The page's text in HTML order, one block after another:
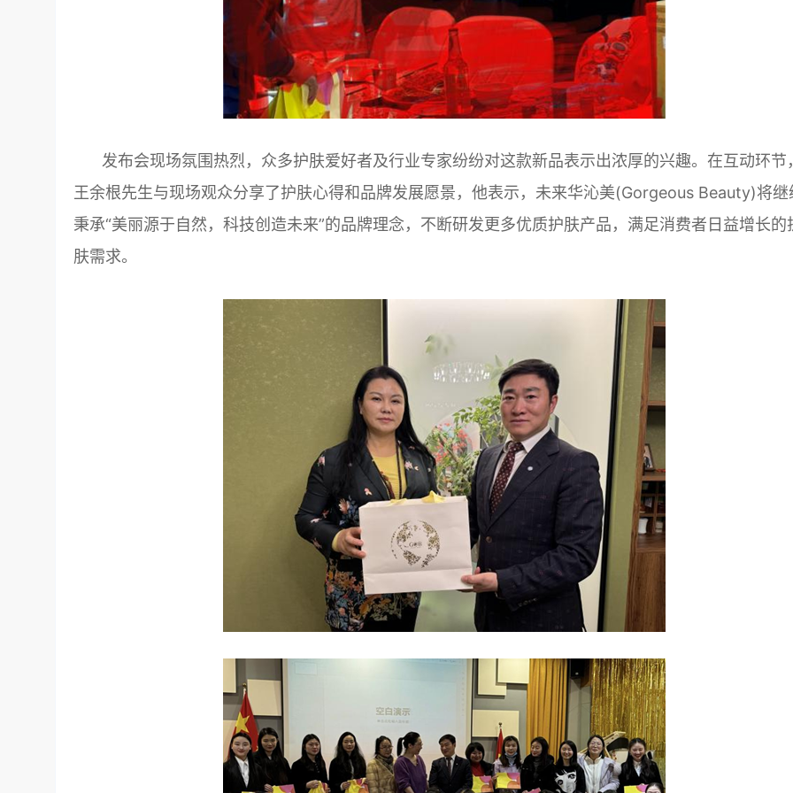
发布会现场氛围热烈，众多护肤爱好者及行业专家纷纷对这款新品表示出浓厚的兴趣。在互动环节，
王余根先生与现场观众分享了护肤心得和品牌发展愿景，他表示，未来华沁美(Gorgeous Beauty)将继
秉承“美丽源于自然，科技创造未来”的品牌理念，不断研发更多优质护肤产品，满足消费者日益增长的
肤需求。